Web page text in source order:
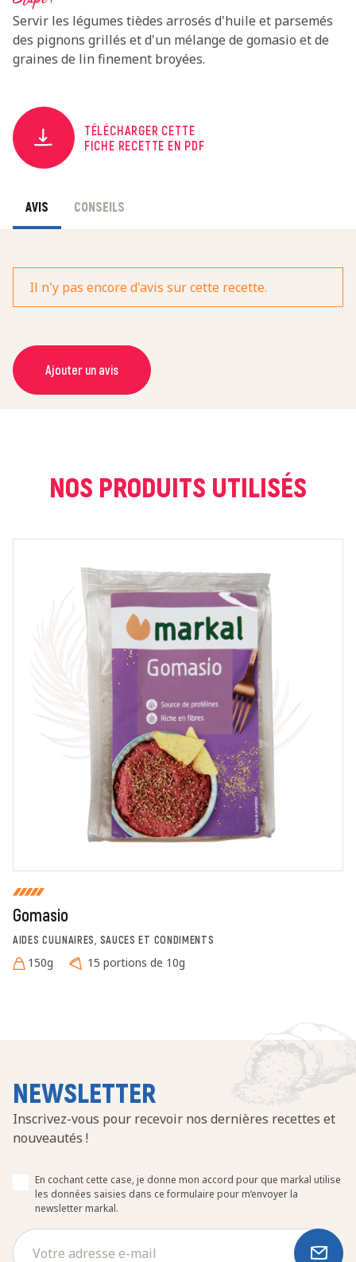
Servir les légumes tièdes arrosés d'huile et parsemés
des pignons grillés et d'un mélange de gomasio et de
graines de lin finement broyées.
TÉLÉCHARGER CETTE
FICHE RECETTE EN PDF
AVIS CONSEILS
Il n'y pas encore d'avis sur cette recette.
Ajouter un avis
NOM *
COMMENTAIRE *
En cochant cette case, je donne mon accord pour que
markal utilise les données saisies dans ce formulaire
pour traiter et afficher le nom saisi, la note et le
commentaire de manière publique sur cette page. Pour
plus d'informations sur le traitement de ces données,
consulter la page des mentions légales. *
Fermer Envoyer
NOS PRODUITS UTILISÉS
Gomasio
AIDES CULINAIRES, SAUCES ET CONDIMENTS
150g 15 portions de 10g
NEWSLETTER
Inscrivez-vous pour recevoir nos dernières recettes et
nouveautés !
En cochant cette case, je donne mon accord pour que markal utilise
les données saisies dans ce formulaire pour m’envoyer la
newsletter markal.